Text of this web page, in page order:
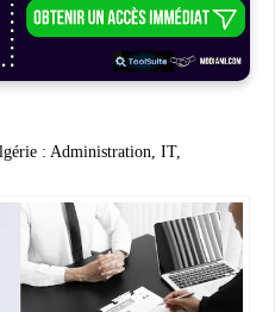
: Administration, IT,